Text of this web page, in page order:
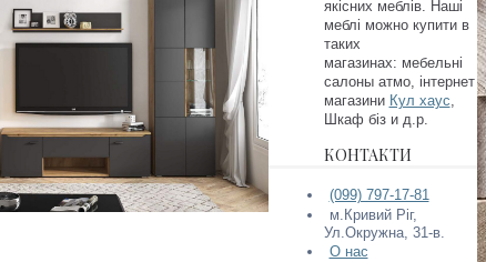
якісних меблів. Наші
меблі можно купити в
таких
магазинах: мебельні
салоны атмо, інтернет
магазини Кул хаус,
Шкаф біз и д.р.
КОНТАКТИ
(099) 797-17-81
м.Кривий Ріг,
Ул.Окружна, 31-в.
О нас